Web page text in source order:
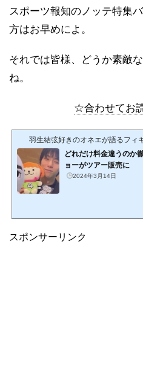
スポーツ報知のノッテ特集
方はお早めによ。
それでは皆様、どうか素敵
ね。
☆合わせてお
羽生結弦好きのオネエが語るフィ
どれだけ料金違うのか
ョーがツアー販売に
2024年3月14日
スポンサーリンク